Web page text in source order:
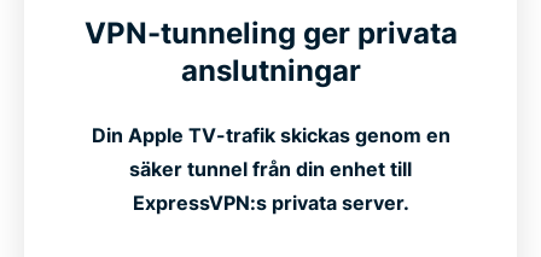
VPN-tunneling ger privata
anslutningar
Din Apple TV-trafik skickas genom en
säker tunnel från din enhet till
ExpressVPN:s privata server.